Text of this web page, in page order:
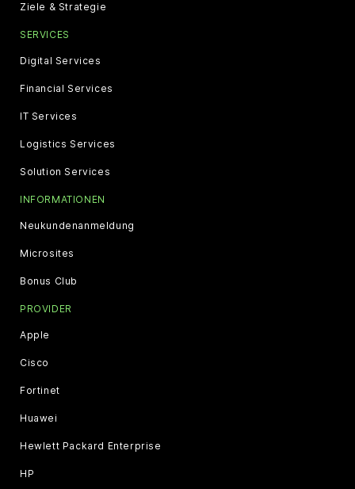
Ziele & Strategie
SERVICES
Digital Services
Financial Services
IT Services
Logistics Services
Solution Services
INFORMATIONEN
Neukundenanmeldung
Microsites
Bonus Club
PROVIDER
Apple
Cisco
Fortinet
Huawei
Hewlett Packard Enterprise
HP